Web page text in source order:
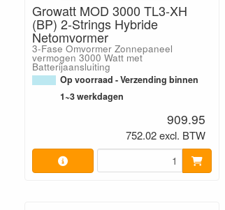
Growatt MOD 3000 TL3-XH
(BP) 2-Strings Hybride
Netomvormer
3-Fase Omvormer Zonnepaneel
vermogen 3000 Watt met
Batterijaansluiting
Op voorraad - Verzending binnen
1~3 werkdagen
909.95
752.02 excl. BTW